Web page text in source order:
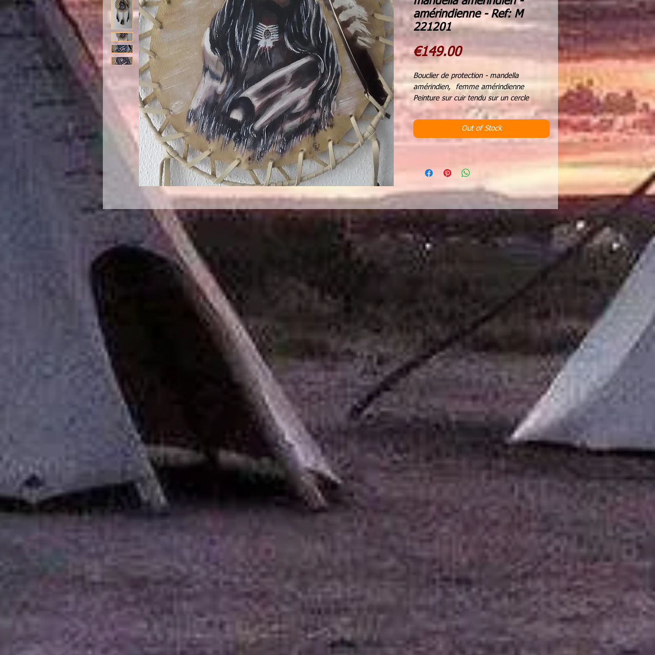
amérindienne - Ref: M
221201
€149.00Price
Bouclier de protection - mandella
amérindien, femme amérindienne
Peinture sur cuir tendu sur un cercle
métallique enroulé de cuir beige
Perles de verre noir mat, perles bois
plumes naturelles
A l'origine, les shamans utilisaient le
bouclier de protection comme instrument
de guérison.
Aujourd'hui, sa symbolique est importante
pour nous rappeler l'importance de
l'équilibre dans toutes les sphères de la
vie
Chaque attrape-rêves, roue médecine ou
Out of Stock